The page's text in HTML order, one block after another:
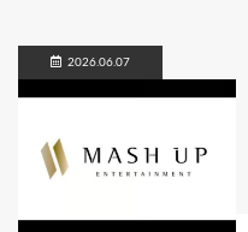
2026.06.07